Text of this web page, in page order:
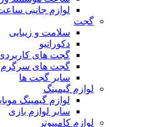
لوازم جانبی
گجت
سلامت و زیبایی
دکوراتیو
گجت های
گجت های سرگرم
سایر گجت ها
لوازم گیمینگ
لوازم گیمینگ
سایر لوازم بازی
لوازم کامپیوتر